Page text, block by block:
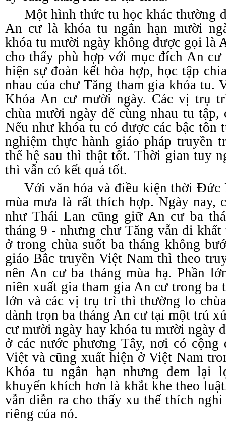
Một hình thức tu học khác thường
An cư là khóa tu ngắn hạn mười
khóa tu mười ngày không được gọi là
cho thấy phù hợp với mục đích An
hiện sự đoàn kết hòa hợp, học tập
nhau của chư Tăng tham gia khóa tu.
Khóa An cư mười ngày. Các vị trụ
chùa mười ngày để cùng nhau tu tập,
Nếu như khóa tu có được các bậc tôn
nghiệm thực hành giáo pháp truyền
thế hệ sau thì thật tốt. Thời gian tuy
thì vẫn có kết quả tốt.
Với văn hóa và điều kiện thời Đức
mùa mưa là rất thích hợp. Ngày nay,
như Thái Lan cũng giữ An cư ba
tháng 9 - nhưng chư Tăng vẫn đi
ở trong chùa suốt ba tháng không
giáo Bắc truyền Việt Nam thì theo
nên An cư ba tháng mùa hạ. Phần
niên xuất gia tham gia An cư trong ba
lớn và các vị trụ trì thì thường lo
dành trọn ba tháng An cư tại một trú
cư mười ngày hay khóa tu mười ngày
ở các nước phương Tây, nơi có
Việt và cũng xuất hiện ở Việt Nam
Khóa tu ngắn hạn nhưng đem lại
khuyến khích hơn là khắt khe theo
vẫn diễn ra cho thấy xu thế thích
riêng của nó.